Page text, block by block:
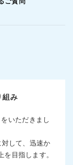
組み
いただきまし
して、迅速か
目指します。